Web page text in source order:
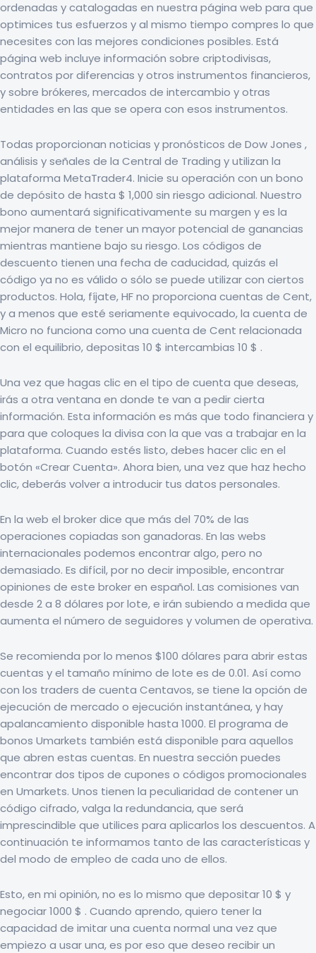
ordenadas y catalogadas en nuestra página web para que
optimices tus esfuerzos y al mismo tiempo compres lo que
necesites con las mejores condiciones posibles. Está
página web incluye información sobre criptodivisas,
contratos por diferencias y otros instrumentos financieros,
y sobre brókeres, mercados de intercambio y otras
entidades en las que se opera con esos instrumentos.
Todas proporcionan noticias y pronósticos de Dow Jones ,
análisis y señales de la Central de Trading y utilizan la
plataforma MetaTrader4. Inicie su operación con un bono
de depósito de hasta $ 1,000 sin riesgo adicional. Nuestro
bono aumentará significativamente su margen y es la
mejor manera de tener un mayor potencial de ganancias
mientras mantiene bajo su riesgo. Los códigos de
descuento tienen una fecha de caducidad, quizás el
código ya no es válido o sólo se puede utilizar con ciertos
productos. Hola, fíjate, HF no proporciona cuentas de Cent,
y a menos que esté seriamente equivocado, la cuenta de
Micro no funciona como una cuenta de Cent relacionada
con el equilibrio, depositas 10 $ intercambias 10 $ .
Una vez que hagas clic en el tipo de cuenta que deseas,
irás a otra ventana en donde te van a pedir cierta
información. Esta información es más que todo financiera y
para que coloques la divisa con la que vas a trabajar en la
plataforma. Cuando estés listo, debes hacer clic en el
botón «Crear Cuenta». Ahora bien, una vez que haz hecho
clic, deberás volver a introducir tus datos personales.
En la web el broker dice que más del 70% de las
operaciones copiadas son ganadoras. En las webs
internacionales podemos encontrar algo, pero no
demasiado. Es difícil, por no decir imposible, encontrar
opiniones de este broker en español. Las comisiones van
desde 2 a 8 dólares por lote, e irán subiendo a medida que
aumenta el número de seguidores y volumen de operativa.
Se recomienda por lo menos $100 dólares para abrir estas
cuentas y el tamaño mínimo de lote es de 0.01. Así como
con los traders de cuenta Centavos, se tiene la opción de
ejecución de mercado o ejecución instantánea, y hay
apalancamiento disponible hasta 1000. El programa de
bonos Umarkets también está disponible para aquellos
que abren estas cuentas. En nuestra sección puedes
encontrar dos tipos de cupones o códigos promocionales
en Umarkets. Unos tienen la peculiaridad de contener un
código cifrado, valga la redundancia, que será
imprescindible que utilices para aplicarlos los descuentos. A
continuación te informamos tanto de las características y
del modo de empleo de cada uno de ellos.
Esto, en mi opinión, no es lo mismo que depositar 10 $ y
negociar 1000 $ . Cuando aprendo, quiero tener la
capacidad de imitar una cuenta normal una vez que
empiezo a usar una, es por eso que deseo recibir un